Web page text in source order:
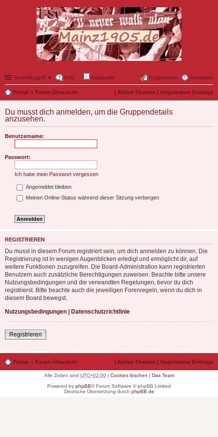
Schnellzugriff ▼ FAQ Netiquette Anmelden
Registrieren
Portal Foren-Übersicht | Aktive Themen | Ungelesene Beiträge
Du musst dich anmelden, um die Gruppendetails
anzusehen.
Benutzername:
Passwort:
Ich habe mein Passwort vergessen
Angemeldet bleiben
Meinen Online-Status während dieser Sitzung verbergen
REGISTRIEREN
Du musst in diesem Forum registriert sein, um dich anmelden zu können. Die
Registrierung ist in wenigen Augenblicken erledigt und ermöglicht dir, auf
weitere Funktionen zuzugreifen. Die Board-Administration kann registrierten
Benutzern auch zusätzliche Berechtigungen zuweisen. Beachte bitte unsere
Nutzungsbedingungen und die verwandten Regelungen, bevor du dich
registrierst. Bitte beachte auch die jeweiligen Forenregeln, wenn du dich in
diesem Board bewegst.
Nutzungsbedingungen | Datenschutzrichtlinie
Registrieren
Portal Foren-Übersicht | Aktive Themen | Ungelesene Beiträge
Alle Zeiten sind UTC+02:00| Cookies löschen | Das Team
Powered by phpBB® Forum Software © phpBB Limited
Deutsche Übersetzung durch phpBB.de